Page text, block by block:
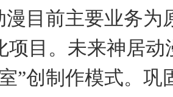
漫目前主要业务为
项目。未来神居
”创制作模式。